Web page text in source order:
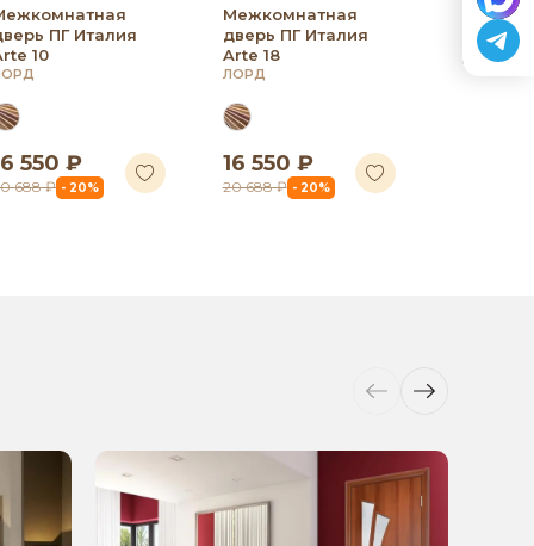
ПГ Италия
10
550 ₽
688 ₽ - 20%
Межкомнатная
дверь ПГ Италия
Arte 18
ЛОРД
16 550 ₽
20 688 ₽ - 20%